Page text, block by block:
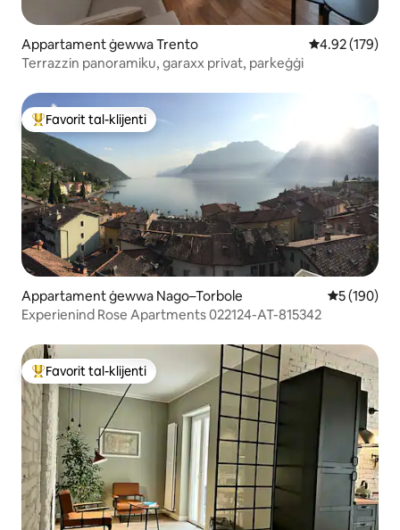
Appartament ġewwa Trento Rating medju
4.92 (179)
Terrazzin panoramiku, garaxx privat, parkeġġi
Wieħed mill-aqwa favoriti tal-klijenti
Favorit tal-klijenti
Appartament ġewwa Nago–Torbole Rating
5 (190)
Experienind Rose Apartments 022124-AT-815342
Wieħed mill-aqwa favoriti tal-klijenti
Favorit tal-klijenti